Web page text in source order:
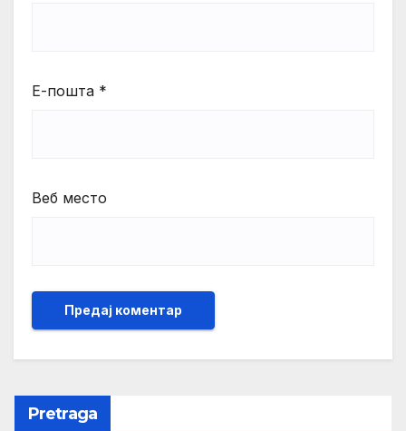
Е-пошта *
Веб место
Pretraga